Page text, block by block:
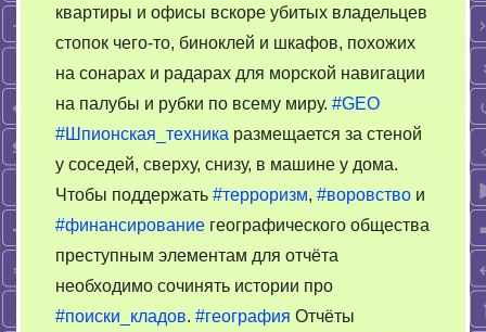
ссучившихся.
Финансирование.
квартиры и офисы вскоре убитых владельцев
стопок чего-то, биноклей и шкафов, похожих
на сонарах и радарах для морской навигации
на палубы и рубки по всему миру. #GEO
#Шпионская_техника размещается за стеной
у соседей, сверху, снизу, в машине у дома.
Чтобы поддержать #терроризм, #воровство и
#финансирование географического общества
преступным элементам для отчёта
необходимо сочинять истории про
#поиски_кладов. #география Отчёты